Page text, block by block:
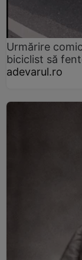
Urmărire
biciclist să
adevarul.ro